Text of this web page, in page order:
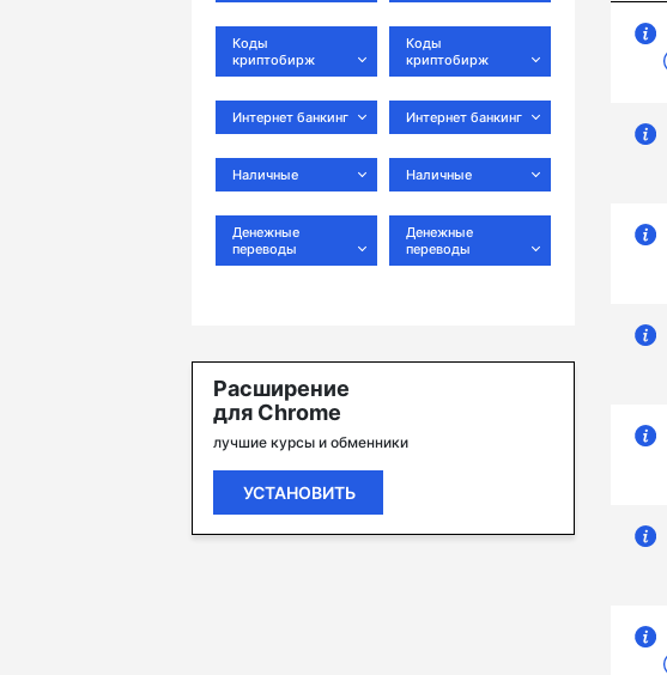
Коды
криптобирж
Интернет банкинг
Наличные
Денежные
переводы
Коды
криптобирж
Интернет банкинг
Наличные
Денежные
переводы
Расширение
для Chrome
лучшие курсы и обменники
УСТАНОВИТЬ